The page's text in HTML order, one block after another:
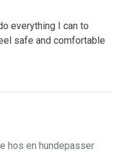
everything I can to
safe and comfortable
hos en hundepasser